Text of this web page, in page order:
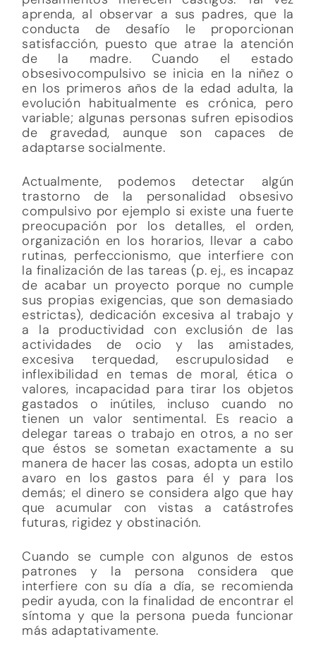
aprenda, al observar a sus padres, que la
conducta de desafío le proporcionan
satisfacción, puesto que atrae la atención
de la madre. Cuando el estado
obsesivocompulsivo se inicia en la niñez o
en los primeros años de la edad adulta, la
evolución habitualmente es crónica, pero
variable; algunas personas sufren episodios
de gravedad, aunque son capaces de
adaptarse socialmente.
Actualmente, podemos detectar algún
trastorno de la personalidad obsesivo
compulsivo por ejemplo si existe una fuerte
preocupación por los detalles, el orden,
organización en los horarios, llevar a cabo
rutinas, perfeccionismo, que interfiere con
la finalización de las tareas (p. ej., es incapaz
de acabar un proyecto porque no cumple
sus propias exigencias, que son demasiado
estrictas), dedicación excesiva al trabajo y
a la productividad con exclusión de las
actividades de ocio y las amistades,
excesiva terquedad, escrupulosidad e
inflexibilidad en temas de moral, ética o
valores, incapacidad para tirar los objetos
gastados o inútiles, incluso cuando no
tienen un valor sentimental. Es reacio a
delegar tareas o trabajo en otros, a no ser
que éstos se sometan exactamente a su
manera de hacer las cosas, adopta un estilo
avaro en los gastos para él y para los
demás; el dinero se considera algo que hay
que acumular con vistas a catástrofes
futuras, rigidez y obstinación.
Cuando se cumple con algunos de estos
patrones y la persona considera que
interfiere con su día a día, se recomienda
pedir ayuda, con la finalidad de encontrar el
síntoma y que la persona pueda funcionar
más adaptativamente.